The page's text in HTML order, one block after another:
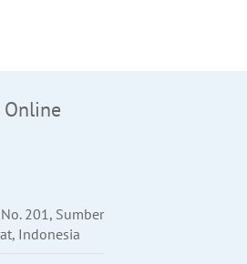
Online
201, Sumber
Indonesia